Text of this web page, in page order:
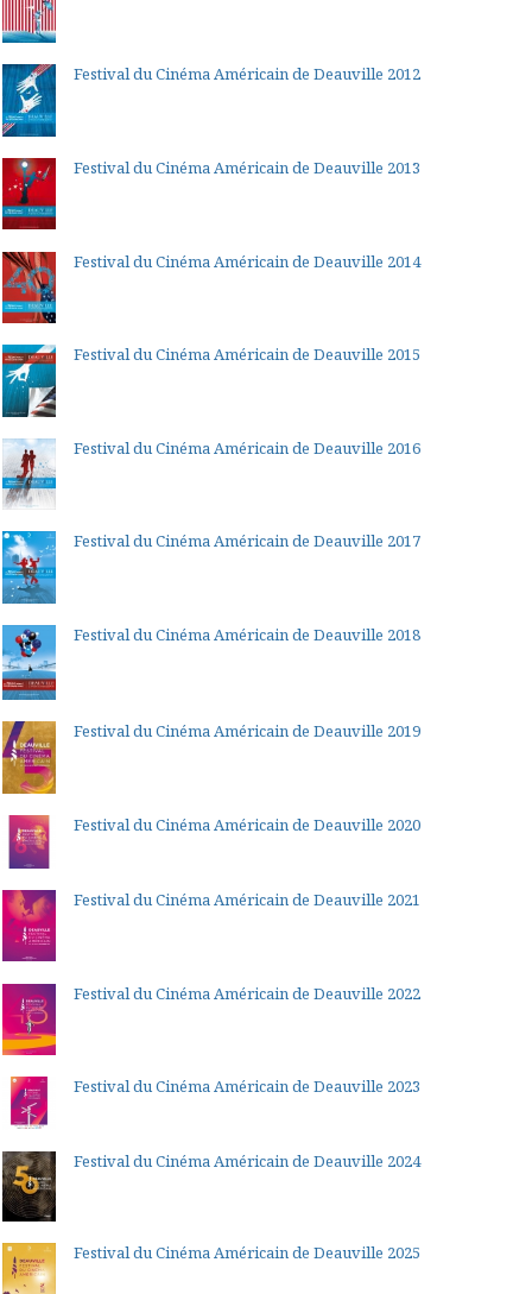
Festival du Cinéma Américain de Deauville 2012
Festival du Cinéma Américain de Deauville 2013
Festival du Cinéma Américain de Deauville 2014
Festival du Cinéma Américain de Deauville 2015
Festival du Cinéma Américain de Deauville 2016
Festival du Cinéma Américain de Deauville 2017
Festival du Cinéma Américain de Deauville 2018
Festival du Cinéma Américain de Deauville 2019
Festival du Cinéma Américain de Deauville 2020
Festival du Cinéma Américain de Deauville 2021
Festival du Cinéma Américain de Deauville 2022
Festival du Cinéma Américain de Deauville 2023
Festival du Cinéma Américain de Deauville 2024
Festival du Cinéma Américain de Deauville 2025